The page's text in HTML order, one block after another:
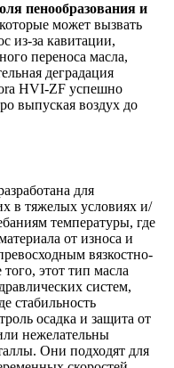
пенообразования и
может вызвать
из-за кавитации,
переноса масла,
деградация
HVI-ZF успешно
выпуская воздух до
для
в тяжелых условиях и/
температуры, где
от износа и
вязкостно-
этот тип масла
систем,
стабильность
осадка и защита от
нежелательны
Они подходят для